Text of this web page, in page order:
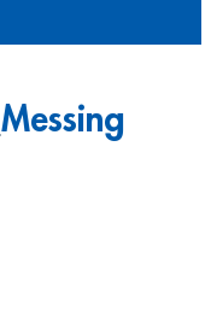
Messing